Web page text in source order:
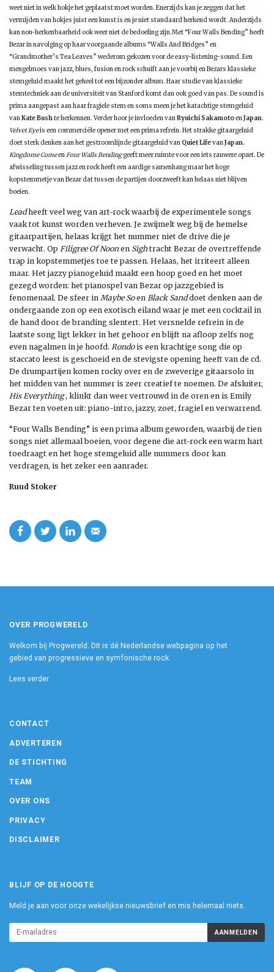
weet niet in welk hokje het geplaatst moet worden. Enerzijds kan je zeggen dat het
vermijden van hokjes juist een kunst is en je niet standaard herkend wordt. Anderzijds
kan non-herkenbaarheid ook weer niet de bedoeling zijn.Met “Four Walls Bending” heeft
Bezar in navolging op haar voorgaande albums “Walls And Bridges” en
“Grandmother’s Tea Leaves” wederom gekozen voor de easy-listening-sound. Een
mengelmoes van jazz, blues, fusion en rock schuift aan je voorbij en Bezars klassieke
stemgeluid maakt het geheel tot een bijzonder album. Haar studie van klassieke
stemtechniek aan de universiteit van Stanford komt dan ook goed van pas. De sound is
prima aangepast aan haar fragiele stem en soms meen je het katachtige stemgeluid
vanKate Bushte herkennen. Verder hoor je invloeden vanRyuichi SakamotoenJapan.
Velvet Eyeis een commerciële opener met een prima refrein. Het strakke gitaargeluid
doet sterk denken aan het gestroomlijnde gitaargeluid van Quiet LifevanJapan.
Kingdome ComeenFour Walls Bendinggeeft meer ruimte voor een iets rauwere opzet. De
afwisseling tussen jazz en rock heeft een aardige samenhang maar het hoge
kopstemmetje van Bezar dat tussen de partijen doorzweeft kan helaas niet blijven
boeien.
Leadheeft veel weg van art-rock waarbij de experimentele songs
vaak tot kunst worden verheven. Je zwijmelt weg bij de hemelse
gitaarpartijen, helaas krijgt het nummer niet de drive die je
verwacht. Op Filigree Of Noonen Sightracht Bezar de overtreffende
trap in kopstemmetjes toe te passen. Helaas, het irriteert alleen
maar. Het jazzy pianogeluid maakt een hoop goed en het moet
gezegd worden: het pianospel van Bezar op jazzgebied is
fenomenaal. De sfeer in Maybe Soen Black Sanddoet denken aan de
ondergaande zon op een exotisch eiland waar je met een cocktail in
de hand door de branding slentert. Het versnelde refrein in de
laatste song ligt lekker in het gehoor en blijft na afloop zelfs nog
even nagalmen in je hoofd. Rondois een krachtige song die op
staccato leest is geschoeid en de stevigste opening heeft van de cd.
De drumpartijen komen rocky over en de zweverige gitaarsolo in
het midden van het nummer is zeer creatief te noemen. De afsluiter,
His Everything, klinkt dan weer vertrouwd in de oren en is Emily
Bezar ten voeten uit: piano-intro, jazzy, zoet, fragiel en verwarrend.
“Four Walls Bending” is een prima album geworden, waarbij de tien
songs niet allemaal boeien, voor degene die art-rock een warm hart
toedraagt en het hoge stemgeluid alle nummers door kan
verdragen, is het zeker een aanrader.
Ruud Stoker
OVER PROGWERELD
Welkom bij Progwereld. Dit is dé Nederlandse webpagina op het
gebied van progressieve en symfonische rock.
Lees verder
CONTACT
ADVERTEREN
DE STICHTING
TEAM
OVER ONS
PRIVACY
DISCLAIMER
BLIJF OP DE HOOGTE
Meld je aan voor onze wekelijkse nieuwsbrief en mis helemaal niets.
AANMELDEN